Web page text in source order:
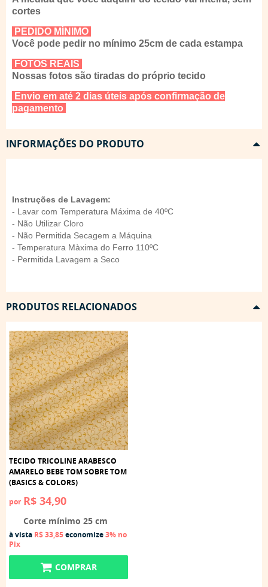
cortes
PEDIDO MÍNIMO
Você pode pedir no mínimo 25cm de cada estampa
FOTOS REAIS
Nossas fotos são tiradas do próprio tecido
Envio em até 2 dias úteis após confirmação de
pagamento
INFORMAÇÕES DO PRODUTO
Instruções de Lavagem:
- Lavar com Temperatura Máxima de 40ºC
- Não Utilizar Cloro
- Não Permitida Secagem a Máquina
- Temperatura Màxima do Ferro 110ºC
- Permitida Lavagem a Seco
PRODUTOS RELACIONADOS
TECIDO TRICOLINE ARABESCO
AMARELO BEBE TOM SOBRE TOM
(BASICS & COLORS)
por R$ 34,90
Corte mínimo 25 cm
à vista R$ 33,85economize3% no
Pix
COMPRAR